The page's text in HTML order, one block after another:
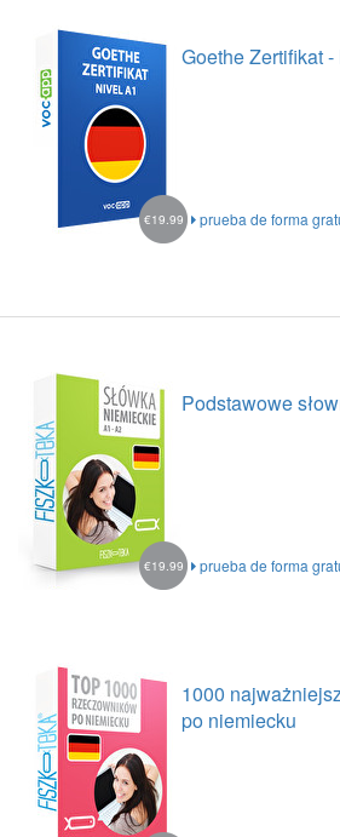
Goethe Zertifikat -
prueba de forma
€19.99
Podstawowe
prueba de forma
€19.99
1000
po niemiecku